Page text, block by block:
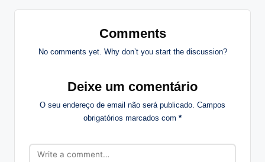
Comments
No comments yet. Why don’t you start the discussion?
Deixe um comentário
O seu endereço de email não será publicado. Campos
obrigatórios marcados com *